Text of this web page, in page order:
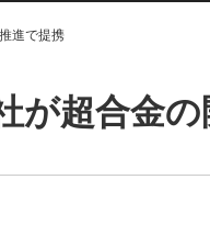
進で提携
超合金の